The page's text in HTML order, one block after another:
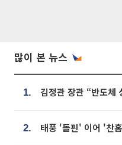
많이 본 뉴스
1.
2.